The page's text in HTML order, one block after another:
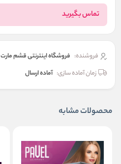
تماس بگیرید
فروشنده: فروشگاه اینترنتی قشم مارت
زمان آماده سازی: آماده ارسال
محصولات مشابه